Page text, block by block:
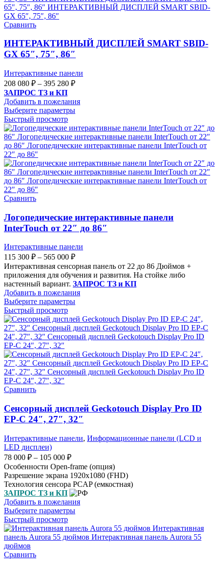
Сравнить
ИНТЕРАКТИВНЫЙ ДИСПЛЕЙ SMART SBID-
GX 65″, 75″, 86″
Интерактивные панели
208 080 ₽ – 395 280 ₽
ЗАПРОС ТЗ и КП
Добавить в пожелания
Выберите параметры
Быстрый просмотр
Сравнить
Логопедические интерактивные панели
InterTouch от 22″ до 86″
Интерактивные панели
115 300 ₽ – 565 000 ₽
Интерактивная сенсорная панель от 22 до 86 Дюймов +
приложения для обучения и развития. На стойке либо
настенный вариант. ЗАПРОС ТЗ и КП
Добавить в пожелания
Выберите параметры
Быстрый просмотр
Сравнить
Сенсорный дисплей Geckotouch Display Pro ID
EP-C 24″, 27″, 32″
Интерактивные панели, Информационные панели (LCD и
LED дисплеи)
78 000 ₽ – 105 000 ₽
Особенности Open-frame (опция)
Разрешение экрана 1920x1080 (FHD)
Технология сенсора PCAP (емкостная)
ЗАПРОС ТЗ и КП
Добавить в пожелания
Выберите параметры
Быстрый просмотр
Сравнить